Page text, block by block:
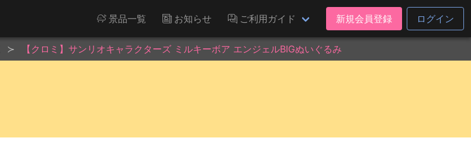
景品一覧 お知らせ ご利用ガイド 新規会員登録 ログイン
【クロミ】サンリオキャラクターズ ミルキーボア エンジェルBIGぬいぐるみ